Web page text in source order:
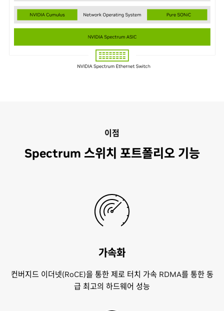
이점
Spectrum 스위치 포트폴리오 기능
가속화
컨버지드 이더넷(RoCE)을 통한 제로 터치 가속 RDMA를 통한 동
급 최고의 하드웨어 성능